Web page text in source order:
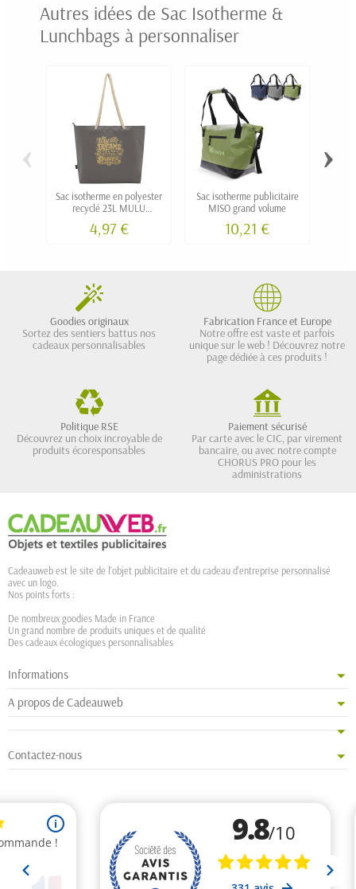
Autres idées de Sac Isotherme &
Lunchbags à personnaliser
Sac isotherme en polyester
recyclé 23L MULU
4,97 €
Sac isotherme publicitaire
MISO grand volume
10,21 €
‹ ›
Goodies originaux
Sortez des sentiers battus nos
cadeaux personnalisables
Fabrication France et Europe
Notre offre est vaste et parfois
unique sur le web ! Découvrez notre
page dédiée à ces produits !
Politique RSE
Découvrez un choix incroyable de
produits écoresponsables
Paiement sécurisé
Par carte avec le CIC, par virement
bancaire, ou avec notre compte
CHORUS PRO pour les
administrations
Cadeauweb est le site de l'objet publicitaire et du cadeau d'entreprise personnalisé
avec un logo.
Nos points forts :
De nombreux goodies Made in France
Un grand nombre de produits uniques et de qualité
Des cadeaux écologiques personnalisables
Informations
A propos de Cadeauweb
Contactez-nous